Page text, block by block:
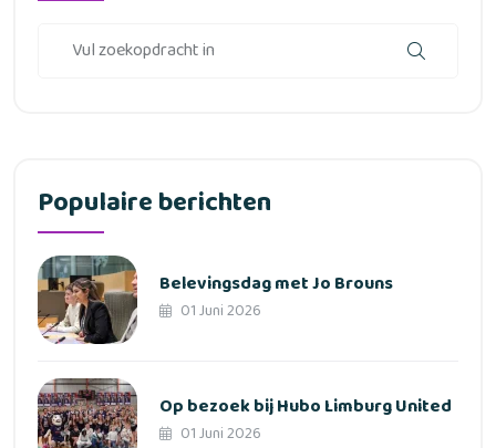
Populaire berichten
Belevingsdag met Jo Brouns
01 Juni 2026
Op bezoek bij Hubo Limburg United
01 Juni 2026